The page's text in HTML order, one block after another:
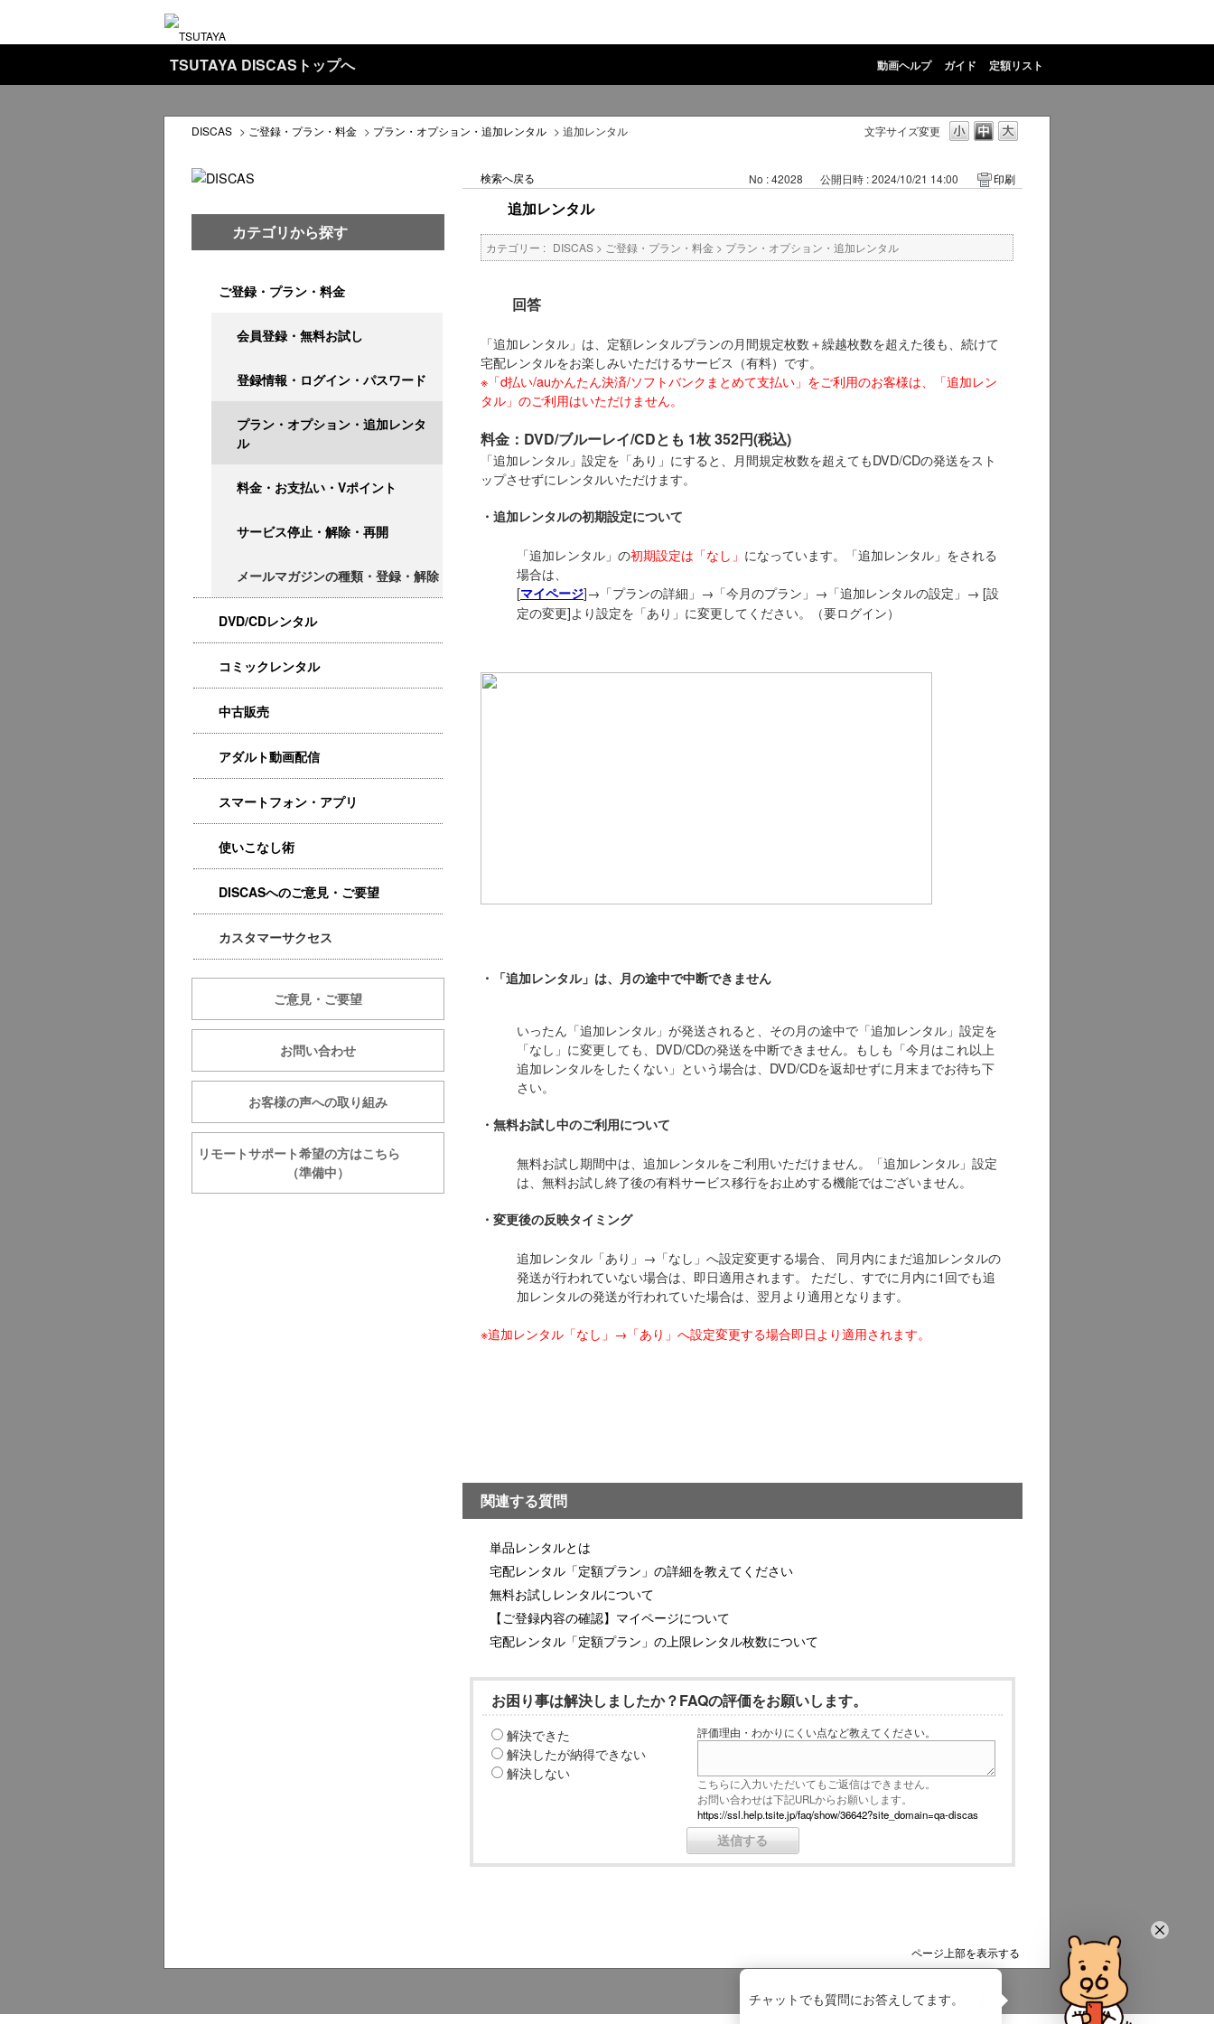
TSUTAYA DISCASトップへ 動画ヘルプ ガイド 定額リスト
文字サイズ変更
DISCAS > ご登録・プラン・料金 > プラン・オプション・追加レンタル > 追加レンタル
カテゴリから探す
ご登録・プラン・料金
会員登録・無料お試し
登録情報・ログイン・パスワード
プラン・オプション・追加レンタ
ル
料金・お支払い・Vポイント
サービス停止・解除・再開
メールマガジンの種類・登録・解除
DVD/CDレンタル
コミックレンタル
中古販売
アダルト動画配信
スマートフォン・アプリ
使いこなし術
DISCASへのご意見・ご要望
カスタマーサクセス
ご意見・ご要望
お問い合わせ
お客様の声への取り組み
リモートサポート希望の方はこちら
（準備中）
検索へ戻る No : 42028 公開日時 : 2024/10/21 14:00 印刷
追加レンタル
カテゴリー : DISCAS > ご登録・プラン・料金 > プラン・オプション・追加レンタル
回答
「追加レンタル」は、定額レンタルプランの月間規定枚数＋繰越枚数を超えた後も、続けて
宅配レンタルをお楽しみいただけるサービス（有料）です。
※「d払い/auかんたん決済/ソフトバンクまとめて支払い」をご利用のお客様は、「追加レン
タル」のご利用はいただけません。
料金：DVD/ブルーレイ/CDとも 1枚 352円(税込)
「追加レンタル」設定を「あり」にすると、月間規定枚数を超えてもDVD/CDの発送をスト
ップさせずにレンタルいただけます。
・追加レンタルの初期設定について
「追加レンタル」の初期設定は「なし」 になっています。「追加レンタル」をされる
場合は、
[マイページ]→「プランの詳細」→「今月のプラン」→「追加レンタルの設定」→ [設
定の変更]より設定を「あり」に変更してください。（要ログイン）
・「追加レンタル」は、月の途中で中断できません
いったん「追加レンタル」が発送されると、その月の途中で「追加レンタル」設定を
「なし」に変更しても、DVD/CDの発送を中断できません。もしも「今月はこれ以上
追加レンタルをしたくない」という場合は、DVD/CDを返却せずに月末までお待ち下
さい。
・無料お試し中のご利用について
無料お試し期間中は、追加レンタルをご利用いただけません。「追加レンタル」設定
は、無料お試し終了後の有料サービス移行をお止めする機能ではございません。
・変更後の反映タイミング
追加レンタル「あり」→「なし」へ設定変更する場合、 同月内にまだ追加レンタルの
発送が行われていない場合は、即日適用されます。 ただし、すでに月内に1回でも追
加レンタルの発送が行われていた場合は、翌月より適用となります。
※追加レンタル「なし」→「あり」へ設定変更する場合即日より適用されます。
関連する質問
単品レンタルとは
宅配レンタル「定額プラン」の詳細を教えてください
無料お試しレンタルについて
【ご登録内容の確認】マイページについて
宅配レンタル「定額プラン」の上限レンタル枚数について
お困り事は解決しましたか？FAQの評価をお願いします。
解決できた
解決したが納得できない
解決しない
評価理由・わかりにくい点など教えてください。
こちらに入力いただいてもご返信はできません。
お問い合わせは下記URLからお願いします。
https://ssl.help.tsite.jp/faq/show/36642?site_domain=qa-discas
ページ上部を表示する
チャットでも質問にお答えしてます。